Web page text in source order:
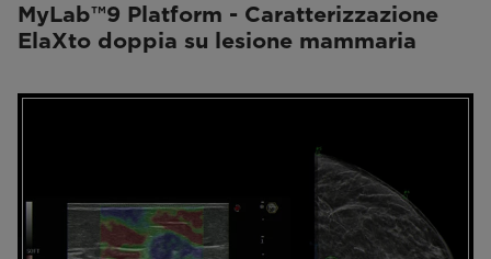
MyLab™9 Platform - Caratterizzazione
ElaXto doppia su lesione mammaria